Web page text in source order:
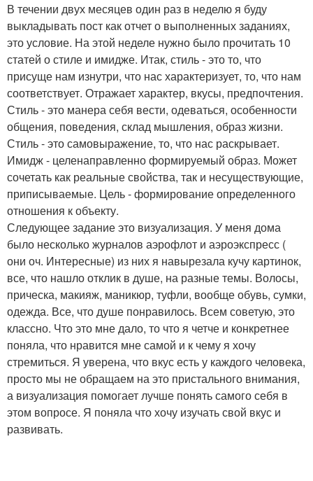
В течении двух месяцев один раз в неделю я буду
выкладывать пост как отчет о выполненных заданиях,
это условие. На этой неделе нужно было прочитать 10
статей о стиле и имидже. Итак, стиль - это то, что
присуще нам изнутри, что нас характеризует, то, что нам
соответствует. Отражает характер, вкусы, предпочтения.
Стиль - это манера себя вести, одеваться, особенности
общения, поведения, склад мышления, образ жизни.
Стиль - это самовыражение, то, что нас раскрывает.
Имидж - целенаправленно формируемый образ. Может
сочетать как реальные свойства, так и несуществующие,
приписываемые. Цель - формирование определенного
отношения к объекту.
Следующее задание это визуализация. У меня дома
было несколько журналов аэрофлот и аэроэкспресс (
они оч. Интересные) из них я навырезала кучу картинок,
все, что нашло отклик в душе, на разные темы. Волосы,
прическа, макияж, маникюр, туфли, вообще обувь, сумки,
одежда. Все, что душе понравилось. Всем советую, это
классно. Что это мне дало, то что я четче и конкретнее
поняла, что нравится мне самой и к чему я хочу
стремиться. Я уверена, что вкус есть у каждого человека,
просто мы не обращаем на это пристального внимания,
а визуализация помогает лучше понять самого себя в
этом вопросе. Я поняла что хочу изучать свой вкус и
развивать.